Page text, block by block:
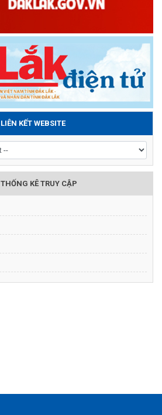
LIÊN KẾT WEBSITE
THỐNG KÊ TRUY CẬP